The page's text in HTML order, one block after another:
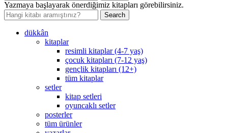
Yazmaya başlayarak önerdiğimiz kitapları görebilirsiniz.
Search
dükkân
kitaplar
resimli kitaplar (4-7 yaş)
çocuk kitapları (7-12 yaş)
gençlik kitapları (12+)
tüm kitaplar
setler
kitap setleri
oyuncaklı setler
posterler
tüm ürünler